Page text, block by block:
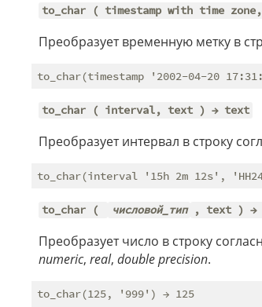
to_char ( timestamp with time
Преобразует временную метку в
to_char ( interval, text ) → text
Преобразует интервал в строку
to_char ( числовой_тип , text ) →
Преобразует число в строку
numeric, real, double precision.
to_char(125, '999') → 125